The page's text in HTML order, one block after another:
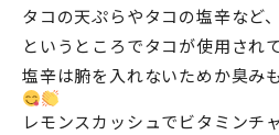
タコの天ぷらやタコの塩辛など
というところでタコが使用され
塩辛は腑を入れないためか臭み
レモンスカッシュでビタミンチ